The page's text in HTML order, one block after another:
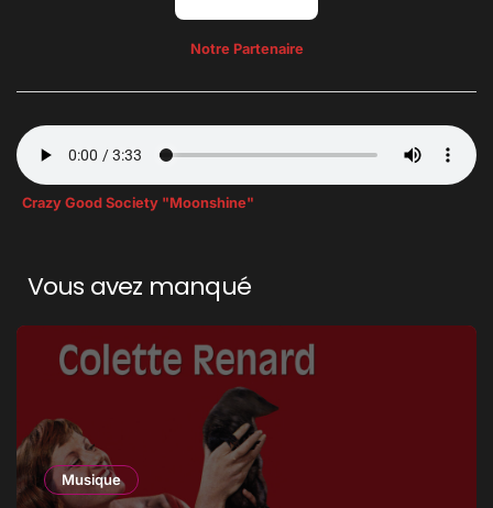
Notre Partenaire
Crazy Good Society "Moonshine"
Vous avez manqué
Musique